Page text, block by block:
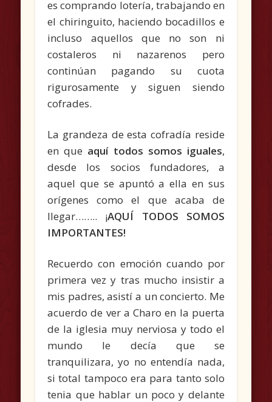
es comprando lotería, trabajando en
el chiringuito, haciendo bocadillos e
incluso aquellos que no son ni
costaleros ni nazarenos pero
continúan pagando su cuota
rigurosamente y siguen siendo
cofrades.
La grandeza de esta cofradía reside
en que aquí todos somos iguales,
desde los socios fundadores, a
aquel que se apuntó a ella en sus
orígenes como el que acaba de
llegar…….. ¡AQUÍ TODOS SOMOS
IMPORTANTES!
Recuerdo con emoción cuando por
primera vez y tras mucho insistir a
mis padres, asistí a un concierto. Me
acuerdo de ver a Charo en la puerta
de la iglesia muy nerviosa y todo el
mundo le decía que se
tranquilizara, yo no entendía nada,
si total tampoco era para tanto solo
tenia que hablar un poco y delante